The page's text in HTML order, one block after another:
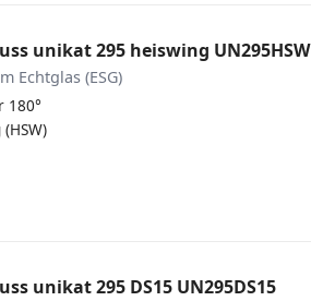
unikat 295 heiswing UN295HSW
Echtglas (ESG)
180°
unikat 295 DS15 UN295DS15